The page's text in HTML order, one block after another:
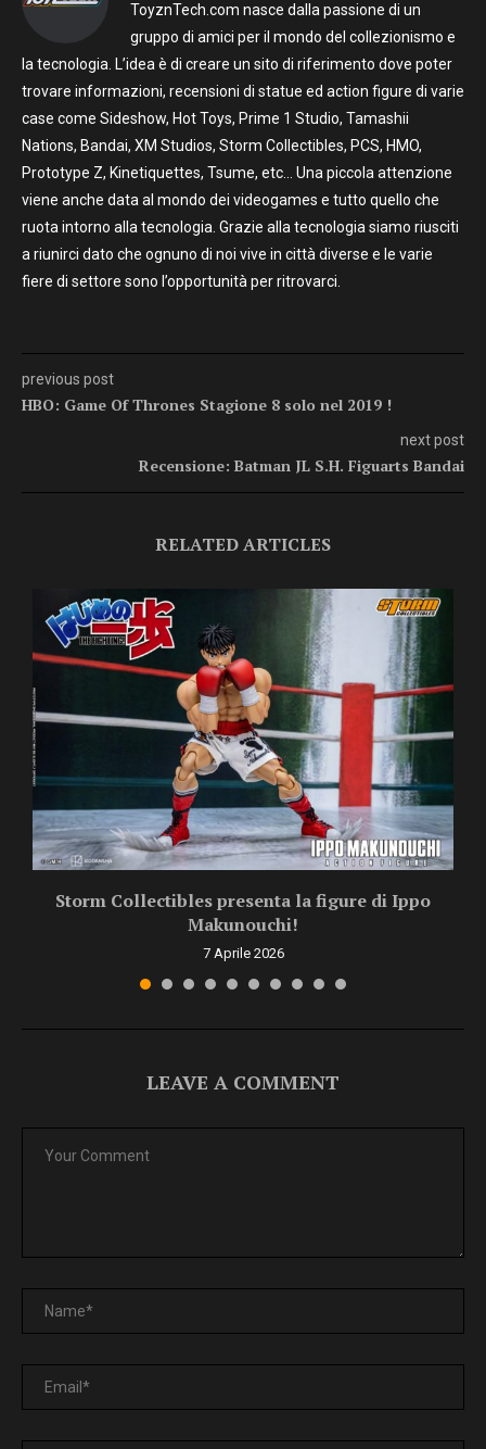
ToyznTech.com nasce dalla passione di un
gruppo di amici per il mondo del collezionismo e
la tecnologia. L’idea è di creare un sito di riferimento dove poter
trovare informazioni, recensioni di statue ed action figure di varie
case come Sideshow, Hot Toys, Prime 1 Studio, Tamashii
Nations, Bandai, XM Studios, Storm Collectibles, PCS, HMO,
Prototype Z, Kinetiquettes, Tsume, etc… Una piccola attenzione
viene anche data al mondo dei videogames e tutto quello che
ruota intorno alla tecnologia. Grazie alla tecnologia siamo riusciti
a riunirci dato che ognuno di noi vive in città diverse e le varie
fiere di settore sono l’opportunità per ritrovarci.
previous post
HBO: Game Of Thrones Stagione 8 solo nel 2019 !
next post
Recensione: Batman JL S.H. Figuarts Bandai
RELATED ARTICLES
Storm Collectibles presenta la figure di Ippo
Makunouchi!
7 Aprile 2026
LEAVE A COMMENT